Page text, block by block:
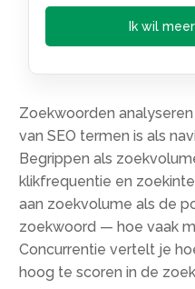
Ik wil
Zoekwoorden
van SEO termen is als
Begrippen als
klikfrequentie en
aan zoekvolume als de
zoekwoord — hoe vaak
Concurrentie vertelt je
hoog te scoren in de